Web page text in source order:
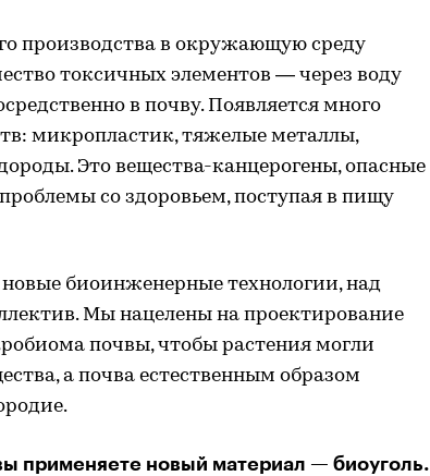
производства в окружающую среду
токсичных элементов — через воду
в почву. Появляется много
микропластик, тяжелые металлы,
Это вещества-канцерогены, опасные
со здоровьем, поступая в пищу
биоинженерные технологии, над
Мы нацелены на проектирование
почвы, чтобы растения могли
а почва естественным образом
применяете новый материал — биоуголь.